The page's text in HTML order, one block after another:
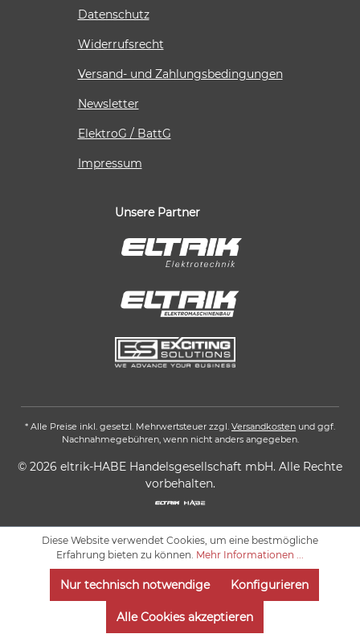
Datenschutz
Widerrufsrecht
Versand- und Zahlungsbedingungen
Newsletter
ElektroG / BattG
Impressum
Unsere Partner
* Alle Preise inkl. gesetzl. Mehrwertsteuer zzgl. Versandkosten und ggf.
Nachnahmegebühren, wenn nicht anders angegeben.
© 2026 eltrik-HABE Handelsgesellschaft mbH. Alle Rechte
vorbehalten.
Diese Website verwendet Cookies, um eine bestmögliche
Erfahrung bieten zu können. Mehr Informationen ...
Nur technisch notwendige Konfigurieren
Alle Cookies akzeptieren